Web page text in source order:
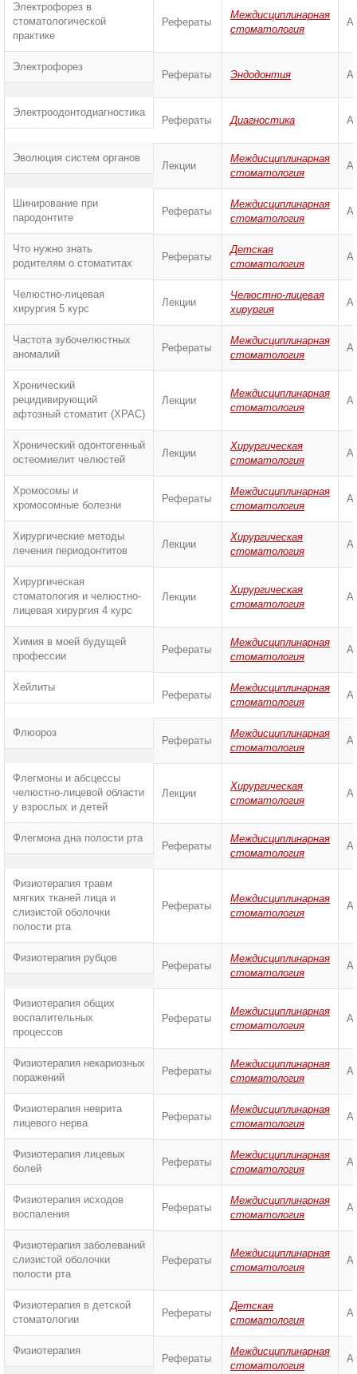
Электрофорез в
стоматологической
практике
Рефераты
Междисциплинарная
стоматология
Электрофорез
Рефераты Эндодонтия
Электроодонтодиагностика
Рефераты Диагностика
Эволюция систем органов
Лекции
Междисциплинарная
стоматология
Шинирование при
пародонтите
Рефераты
Междисциплинарная
стоматология
Что нужно знать
родителям о стоматитах
Рефераты
Детская
стоматология
Челюстно-лицевая
хирургия 5 курс
Лекции
Челюстно-лицевая
хирургия
Частота зубочелюстных
аномалий
Рефераты
Междисциплинарная
стоматология
Хронический
рецидивирующий
афтозный стоматит (ХРАС)
Лекции
Междисциплинарная
стоматология
Хронический одонтогенный
остеомиелит челюстей
Лекции
Хирургическая
стоматология
Хромосомы и
хромосомные болезни
Рефераты
Междисциплинарная
стоматология
Хирургические методы
лечения периодонтитов
Лекции
Хирургическая
стоматология
Хирургическая
стоматология и челюстно-
лицевая хирургия 4 курс
Лекции
Хирургическая
стоматология
Химия в моей будущей
профессии
Рефераты
Междисциплинарная
стоматология
Хейлиты
Рефераты
Междисциплинарная
стоматология
Флюороз
Рефераты
Междисциплинарная
стоматология
Флегмоны и абсцессы
челюстно-лицевой области
у взрослых и детей
Лекции
Хирургическая
стоматология
Флегмона дна полости рта
Рефераты
Междисциплинарная
стоматология
Физиотерапия травм
мягких тканей лица и
слизистой оболочки
полости рта
Рефераты
Междисциплинарная
стоматология
Физиотерапия рубцов
Рефераты
Междисциплинарная
стоматология
Физиотерапия общих
воспалительных
процессов
Рефераты
Междисциплинарная
стоматология
Физиотерапия некариозных
поражений
Рефераты
Междисциплинарная
стоматология
Физиотерапия неврита
лицевого нерва
Рефераты
Междисциплинарная
стоматология
Физиотерапия лицевых
болей
Рефераты
Междисциплинарная
стоматология
Физиотерапия исходов
воспаления
Рефераты
Междисциплинарная
стоматология
Физиотерапия заболеваний
слизистой оболочки
полости рта
Рефераты
Междисциплинарная
стоматология
Физиотерапия в детской
стоматологии
Рефераты
Детская
стоматология
Физиотерапия
Рефераты
Междисциплинарная
стоматология